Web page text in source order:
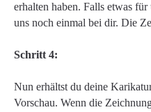
erhalten haben. Falls etwas
uns noch einmal bei dir. Die
Schritt 4:
Nun erhältst du deine
Vorschau. Wenn die